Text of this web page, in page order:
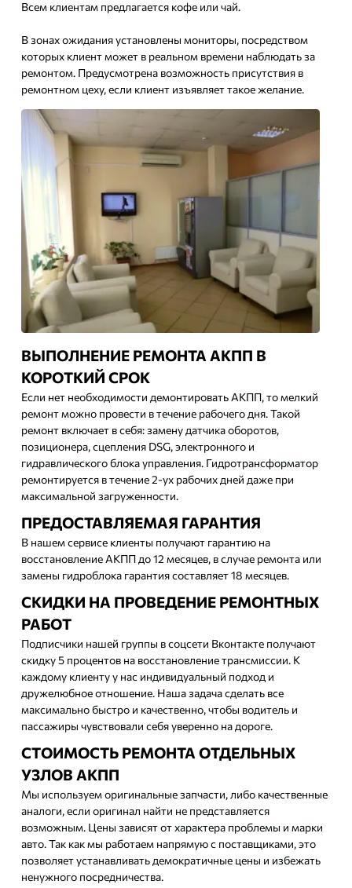
Всем клиентам предлагается кофе или чай.
В зонах ожидания установлены мониторы, посредством
которых клиент может в реальном времени наблюдать за
ремонтом. Предусмотрена возможность присутствия в
ремонтном цеху, если клиент изъявляет такое желание.
ВЫПОЛНЕНИЕ РЕМОНТА АКПП В
КОРОТКИЙ СРОК
Если нет необходимости демонтировать АКПП, то мелкий
ремонт можно провести в течение рабочего дня. Такой
ремонт включает в себя: замену датчика оборотов,
позиционера, сцепления DSG, электронного и
гидравлического блока управления. Гидротрансформатор
ремонтируется в течение 2-ух рабочих дней даже при
максимальной загруженности.
ПРЕДОСТАВЛЯЕМАЯ ГАРАНТИЯ
В нашем сервисе клиенты получают гарантию на
восстановление АКПП до 12 месяцев, в случае ремонта или
замены гидроблока гарантия составляет 18 месяцев.
СКИДКИ НА ПРОВЕДЕНИЕ РЕМОНТНЫХ
РАБОТ
Подписчики нашей группы в соцсети Вконтакте получают
скидку 5 процентов на восстановление трансмиссии. К
каждому клиенту у нас индивидуальный подход и
дружелюбное отношение. Наша задача сделать все
максимально быстро и качественно, чтобы водитель и
пассажиры чувствовали себя уверенно на дороге.
СТОИМОСТЬ РЕМОНТА ОТДЕЛЬНЫХ
УЗЛОВ АКПП
Мы используем оригинальные запчасти, либо качественные
аналоги, если оригинал найти не представляется
возможным. Цены зависят от характера проблемы и марки
авто. Так как мы работаем напрямую с поставщиками, это
позволяет устанавливать демократичные цены и избежать
ненужного посредничества.